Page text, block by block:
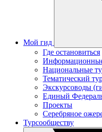
Мой гид
Где остановиться
Национальные
Тематический
Экскурсоводы
Единый
Проекты
Серебряное
Турсообществу